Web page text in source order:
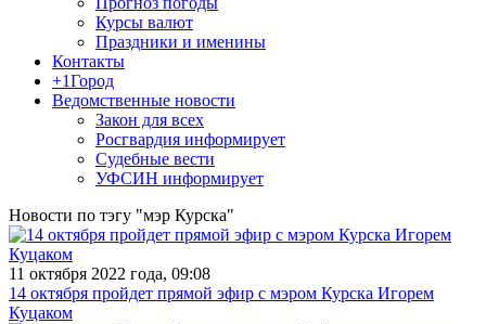
Курсы валют
Праздники и именины
Контакты
+1Город
Ведомственные новости
Закон для всех
Росгвардия информирует
Судебные вести
УФСИН информирует
Новости по тэгу "мэр Курска"
11 октября 2022 года, 09:08
14 октября пройдет прямой эфир с мэром Курска Игорем
Куцаком